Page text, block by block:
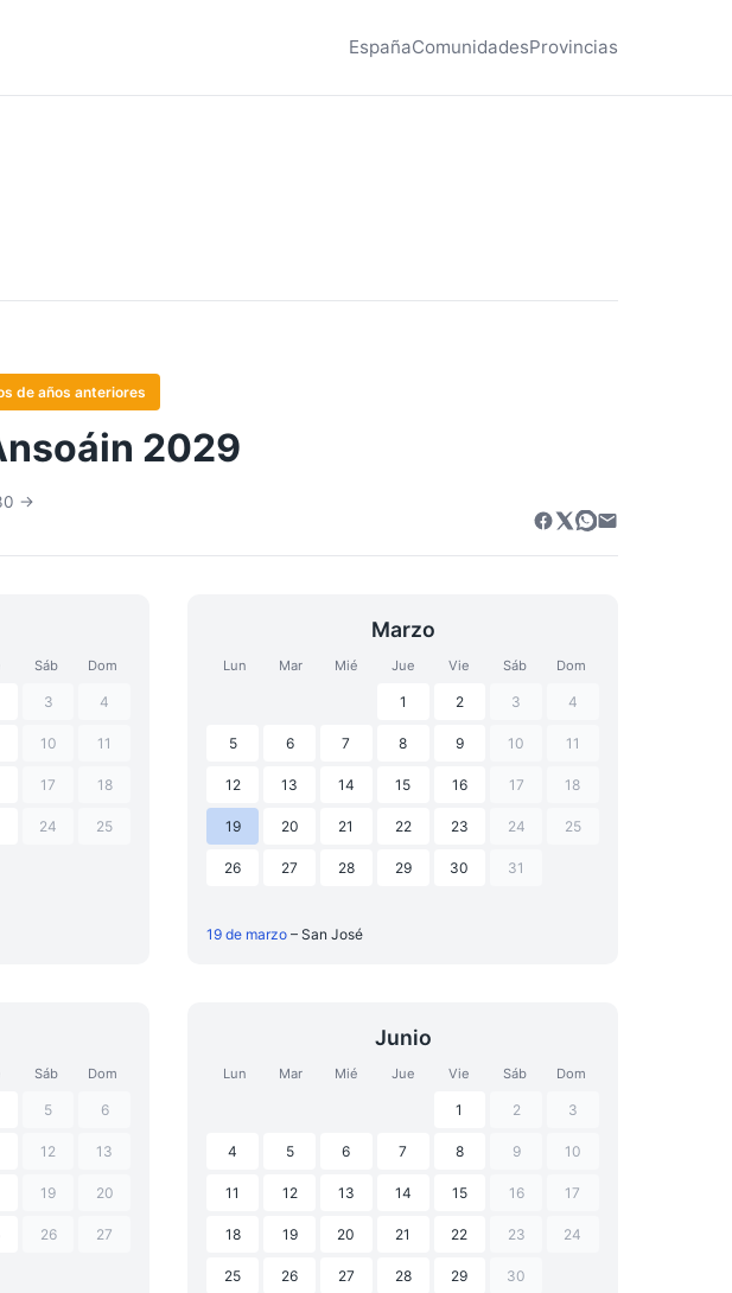
EspañaComunidadesProvincias
de años anteriores
2029
→
Sáb Dom
3 4
10 11
17 18
24 25
Marzo
Lun Mar Mié Jue Vie Sáb Dom
1 2 3 4
5 6 7 8 9 10 11
12 13 14 15 16 17 18
19 20 21 22 23 24 25
26 27 28 29 30 31
19 de marzo– San José
Sáb Dom
5 6
12 13
19 20
26 27
Junio
Lun Mar Mié Jue Vie Sáb Dom
1 2 3
4 5 6 7 8 9 10
11 12 13 14 15 16 17
18 19 20 21 22 23 24
25 26 27 28 29 30